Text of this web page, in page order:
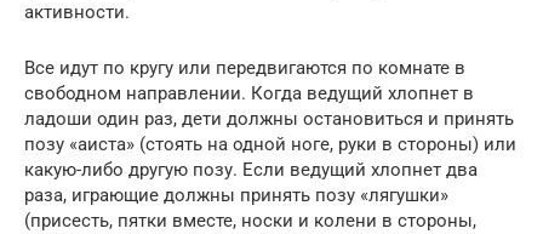
активности.
Все идут по кругу или передвигаются по комнате в
свободном направлении. Когда ведущий хлопнет в
ладоши один раз, дети должны остановиться и принять
позу «аиста» (стоять на одной ноге, руки в стороны) или
какую-либо другую позу. Если ведущий хлопнет два
раза, играющие должны принять позу «лягушки»
(присесть, пятки вместе, носки и колени в стороны,